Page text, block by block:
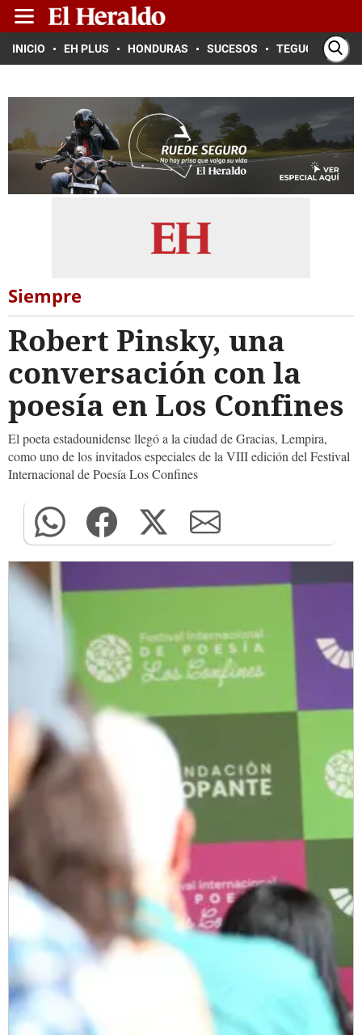
INICIO EH PLUS HONDURAS SUCESOS TEGUCIGALPA
Siempre
Robert Pinsky, una
conversación con la
poesía en Los Confines
El poeta estadounidense llegó a la ciudad de Gracias, Lempira,
como uno de los invitados especiales de la VIII edición del Festival
Internacional de Poesía Los Confines